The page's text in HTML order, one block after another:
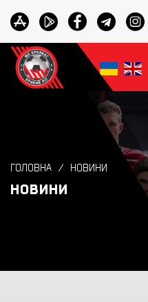
ГОЛОВНА НОВИНИ
НОВИНИ